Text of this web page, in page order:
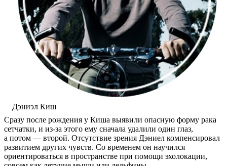
Дэниэл Киш
Сразу после рождения у Киша выявили опасную форму рака
сетчатки, и из-за этого ему сначала удалили один глаз,
а потом — второй. Отсутствие зрения Дэниел компенсировал
развитием других чувств. Со временем он научился
ориентироваться в пространстве при помощи эхолокации,